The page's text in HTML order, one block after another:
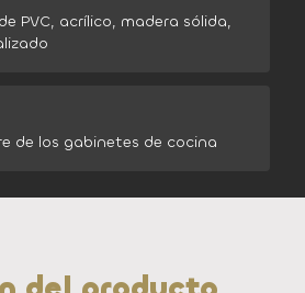
PVC, acrílico, madera sólida,
de los gabinetes de cocina